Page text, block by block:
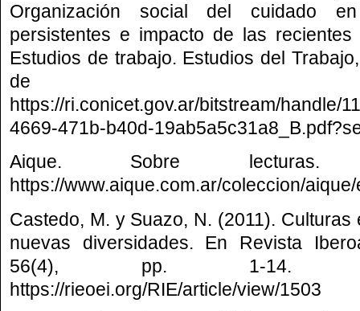
Organización social del cuidado
persistentes e impacto de las
Estudios de trabajo. Estudios del
de
https://ri.conicet.gov.ar/bitstream/handle/
4669-471b-b40d-
Aique. Sobre lecturas.
https://www.aique.com.ar/coleccion/
Castedo, M. y Suazo, N. (2011).
nuevas diversidades. En Revista
56(4), pp. 1-14.
https://rieoei.org/RIE/article/view/1503